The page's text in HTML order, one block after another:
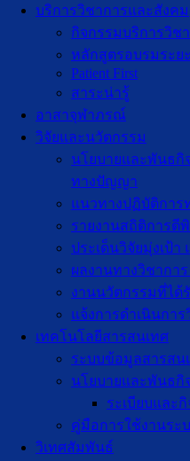
บริการวิชาการและสังคม
กิจกรรมบริการวิช
หลักสูตรอบรมระย
Patient First
สาระน่ารู้
อาสาจุฬาภรณ์
วิจัยและนวัตกรรม
นโยบายและพันธกิ
ทางปัญญา
แนวทางปฏิบัติการ
รายงานสถิติการตี
ประเด็นวิจัยมุ่งเป้า
ผลงานทางวิชากา
งานนวัตกรรมที่ได้
แจ้งการดำเนินการ
เทคโนโลยีสารสนเทศ
ระบบข้อมูลสารสน
นโยบายและพันธกิ
ระเบียบและ
คู่มือการใช้งานระ
วิเทศสัมพันธ์